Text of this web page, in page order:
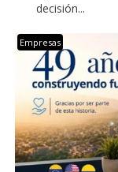
decisión...
Empresas